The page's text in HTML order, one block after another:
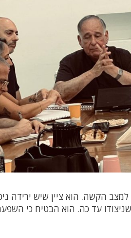
הקשה. הוא ציין שיש ירידה
עד כה. הוא הבטיח כי